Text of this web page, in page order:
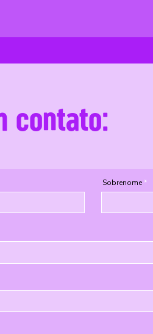
contato:
Sobrenome